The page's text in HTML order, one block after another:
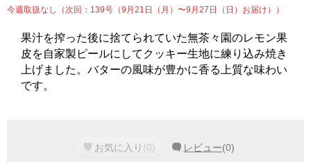
今週取扱なし（次回：139号（9月21日（月）〜9月27日（日）お届け））
果汁を搾った後に捨てられていた無茶々園のレモン果
皮を自家製ピールにしてクッキー生地に練り込み焼き
上げました。バターの風味が豊かに香る上質な味わい
です。
お気に入り (0) レビュー(0)